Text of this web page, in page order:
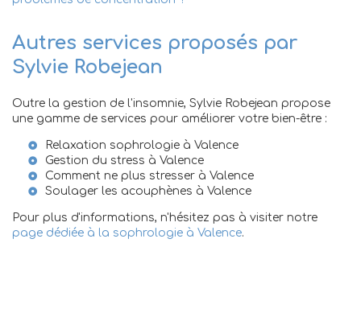
Autres services proposés par
Sylvie Robejean
Outre la gestion de l'insomnie, Sylvie Robejean propose
une gamme de services pour améliorer votre bien-être :
Relaxation sophrologie à Valence
Gestion du stress à Valence
Comment ne plus stresser à Valence
Soulager les acouphènes à Valence
Pour plus d'informations, n'hésitez pas à visiter notre
page dédiée à la sophrologie à Valence.